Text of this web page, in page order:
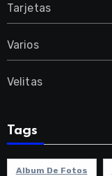
Tarjetas
Varios
Velitas
Tags
Album De Fotos